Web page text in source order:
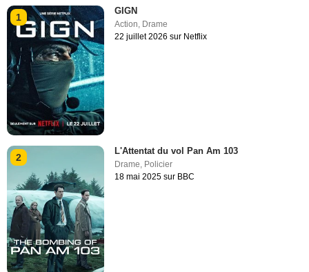
1
GIGN
Action, Drame
22 juillet 2026 sur Netflix
2
L'Attentat du vol Pan Am 103
Drame, Policier
18 mai 2025 sur BBC